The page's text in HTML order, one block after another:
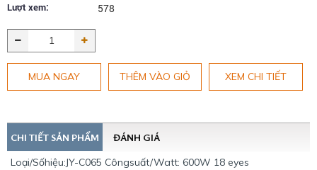
Lượt xem: 578
MUA NGAY THÊM VÀO GIỎ XEM CHI TIẾT
CHI TIẾT SẢN PHẨM ĐÁNH GIÁ
Loại/Sốhiệu:JY-C065 Côngsuất/Watt: 600W 18 eyes